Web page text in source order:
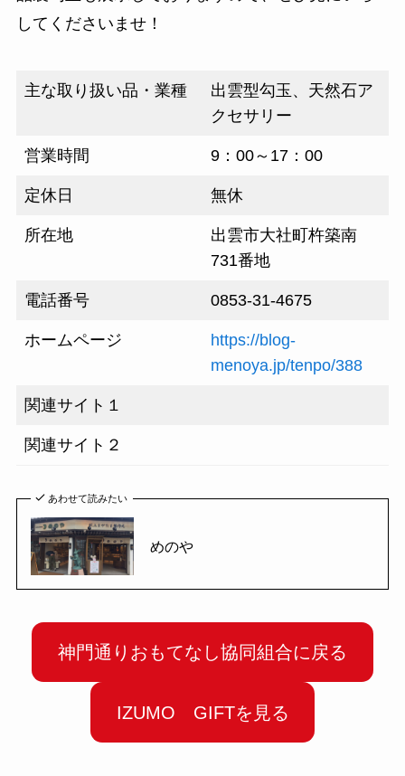
してくださいませ！
主な取り扱い品・業種
出雲型勾玉、天然石ア
クセサリー
営業時間 9：00～17：00
定休日 無休
所在地
出雲市大社町杵築南
731番地
電話番号 0853-31-4675
ホームページ
https://blog-
menoya.jp/tenpo/388
関連サイト１
関連サイト２
あわせて読みたい
めのや
神門通りおもてなし協同組合に戻る
IZUMO GIFTを見る